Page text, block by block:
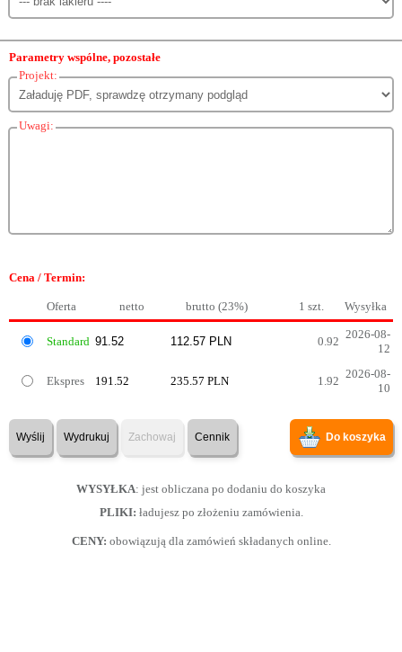
Parametry wspólne, pozostałe
Projekt:
Uwagi:
Cena / Termin:
Oferta netto brutto (23%) 1 szt. Wysyłka
Standard 0.92
2026-08-
12
Ekspres 191.52 235.57 PLN 1.92
2026-08-
10
Wyślij Wydrukuj Zachowaj Cennik Do koszyka
WYSYŁKA: jest obliczana po dodaniu do koszyka
PLIKI: ładujesz po złożeniu zamówienia.
CENY: obowiązują dla zamówień składanych online.